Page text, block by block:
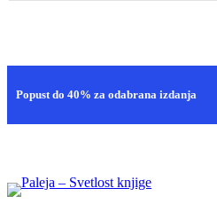
Popust do 40% za odabrana izdanja